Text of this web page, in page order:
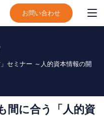
お問い合わせ
セミナー ～人的資本情報の開
間に合う「人的資